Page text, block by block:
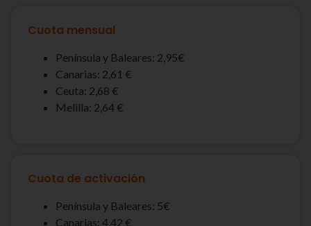
Cuota mensual
Península y Baleares: 2,95€
Canarias: 2,61 €
Ceuta: 2,68 €
Melilla: 2,64 €
Cuota de activación
Península y Baleares: 5€
Canarias: 4,42 €